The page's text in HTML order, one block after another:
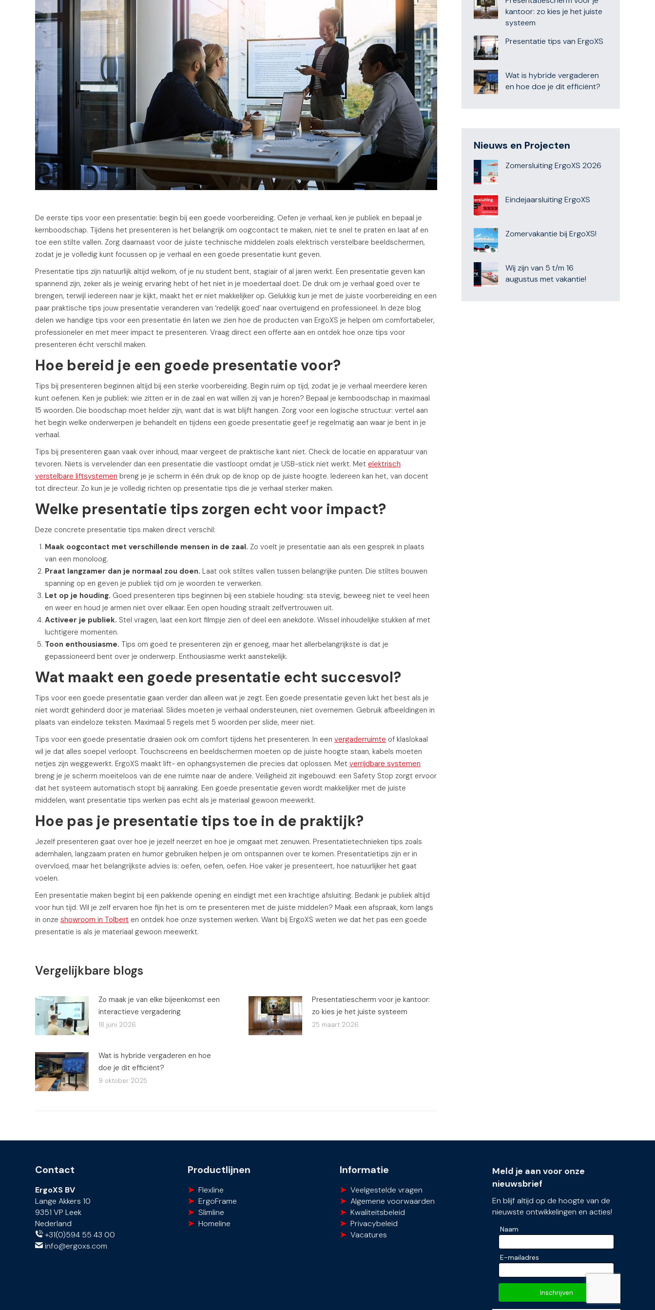
De eerste tips voor een presentatie: begin bij een goede voorbereiding. Oefen je verhaal, ken je publiek en bepaal je
kernboodschap. Tijdens het presenteren is het belangrijk om oogcontact te maken, niet te snel te praten en laat af en
toe een stilte vallen. Zorg daarnaast voor de juiste technische middelen zoals elektrisch verstelbare beeldschermen,
zodat je je volledig kunt focussen op je verhaal en een goede presentatie kunt geven.
Presentatie tips zijn natuurlijk altijd welkom, of je nu student bent, stagiair of al jaren werkt. Een presentatie geven kan
spannend zijn, zeker als je weinig ervaring hebt of het niet in je moedertaal doet. De druk om je verhaal goed over te
brengen, terwijl iedereen naar je kijkt, maakt het er niet makkelijker op. Gelukkig kun je met de juiste voorbereiding en een
paar praktische tips jouw presentatie veranderen van ‘redelijk goed’ naar overtuigend en professioneel. In deze blog
delen we handige tips voor een presentatie én laten we zien hoe de producten van ErgoXS je helpen om comfortabeler,
professioneler en met meer impact te presenteren. Vraag direct een offerte aan en ontdek hoe onze tips voor
presenteren écht verschil maken.
Hoe bereid je een goede presentatie voor?
Tips bij presenteren beginnen altijd bij een sterke voorbereiding. Begin ruim op tijd, zodat je je verhaal meerdere keren
kunt oefenen. Ken je publiek: wie zitten er in de zaal en wat willen zij van je horen? Bepaal je kernboodschap in maximaal
15 woorden. Die boodschap moet helder zijn, want dat is wat blijft hangen. Zorg voor een logische structuur: vertel aan
het begin welke onderwerpen je behandelt en tijdens een goede presentatie geef je regelmatig aan waar je bent in je
verhaal.
Tips bij presenteren gaan vaak over inhoud, maar vergeet de praktische kant niet. Check de locatie en apparatuur van
tevoren. Niets is vervelender dan een presentatie die vastloopt omdat je USB-stick niet werkt. Met elektrisch
verstelbare liftsystemen breng je je scherm in één druk op de knop op de juiste hoogte. Iedereen kan het, van docent
tot directeur. Zo kun je je volledig richten op presentatie tips die je verhaal sterker maken.
Welke presentatie tips zorgen echt voor impact?
Deze concrete presentatie tips maken direct verschil:
Maak oogcontact met verschillende mensen in de zaal. Zo voelt je presentatie aan als een gesprek in plaats
van een monoloog.
Praat langzamer dan je normaal zou doen. Laat ook stiltes vallen tussen belangrijke punten. Die stiltes bouwen
spanning op en geven je publiek tijd om je woorden te verwerken.
Let op je houding. Goed presenteren tips beginnen bij een stabiele houding: sta stevig, beweeg niet te veel heen
en weer en houd je armen niet over elkaar. Een open houding straalt zelfvertrouwen uit.
Activeer je publiek. Stel vragen, laat een kort filmpje zien of deel een anekdote. Wissel inhoudelijke stukken af met
luchtigere momenten.
Toon enthousiasme. Tips om goed te presenteren zijn er genoeg, maar het allerbelangrijkste is dat je
gepassioneerd bent over je onderwerp. Enthousiasme werkt aanstekelijk.
Wat maakt een goede presentatie echt succesvol?
Tips voor een goede presentatie gaan verder dan alleen wat je zegt. Een goede presentatie geven lukt het best als je
niet wordt gehinderd door je materiaal. Slides moeten je verhaal ondersteunen, niet overnemen. Gebruik afbeeldingen in
plaats van eindeloze teksten. Maximaal 5 regels met 5 woorden per slide, meer niet.
Tips voor een goede presentatie draaien ook om comfort tijdens het presenteren. In een vergaderruimte of klaslokaal
wil je dat alles soepel verloopt. Touchscreens en beeldschermen moeten op de juiste hoogte staan, kabels moeten
netjes zijn weggewerkt. ErgoXS maakt lift- en ophangsystemen die precies dat oplossen. Met verrijdbare systemen
breng je je scherm moeiteloos van de ene ruimte naar de andere. Veiligheid zit ingebouwd: een Safety Stop zorgt ervoor
dat het systeem automatisch stopt bij aanraking. Een goede presentatie geven wordt makkelijker met de juiste
middelen, want presentatie tips werken pas echt als je materiaal gewoon meewerkt.
Hoe pas je presentatie tips toe in de praktijk?
Jezelf presenteren gaat over hoe je jezelf neerzet en hoe je omgaat met zenuwen. Presentatietechnieken tips zoals
ademhalen, langzaam praten en humor gebruiken helpen je om ontspannen over te komen. Presentatietips zijn er in
overvloed, maar het belangrijkste advies is: oefen, oefen, oefen. Hoe vaker je presenteert, hoe natuurlijker het gaat
voelen.
Een presentatie maken begint bij een pakkende opening en eindigt met een krachtige afsluiting. Bedank je publiek altijd
voor hun tijd. Wil je zelf ervaren hoe fijn het is om te presenteren met de juiste middelen? Maak een afspraak, kom langs
in onze showroom in Tolbert en ontdek hoe onze systemen werken. Want bij ErgoXS weten we dat het pas een goede
presentatie is als je materiaal gewoon meewerkt.
Vergelijkbare blogs
Zo maak je van elke bijeenkomst een
interactieve vergadering
18 juni 2026
Presentatiescherm voor je kantoor:
zo kies je het juiste systeem
25 maart 2026
Wat is hybride vergaderen en hoe
doe je dit efficiënt?
9 oktober 2025
kantoor: zo kies je het juiste
systeem
Presentatie tips van ErgoXS
Wat is hybride vergaderen
en hoe doe je dit efficiënt?
Nieuws en Projecten
Zomersluiting ErgoXS 2026
Eindejaarsluiting ErgoXS
Zomervakantie bij ErgoXS!
Wij zijn van 5 t/m 16
augustus met vakantie!
Contact
ErgoXS BV
Lange Akkers 10
9351 VP Leek
Nederland
+31(0)594 55 43 00
info@ergoxs.com
Productlijnen
Flexline
ErgoFrame
Slimline
Homeline
Informatie
Veelgestelde vragen
Algemene voorwaarden
Kwaliteitsbeleid
Privacybeleid
Vacatures
Meld je aan voor onze
nieuwsbrief
En blijf altijd op de hoogte van de
nieuwste ontwikkelingen en acties!